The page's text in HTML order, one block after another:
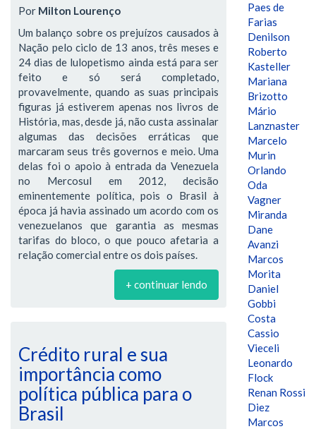
Por Milton Lourenço
Um balanço sobre os prejuízos causados à
Nação pelo ciclo de 13 anos, três meses e
24 dias de lulopetismo ainda está para ser
feito e só será completado,
provavelmente, quando as suas principais
figuras já estiverem apenas nos livros de
História, mas, desde já, não custa assinalar
algumas das decisões erráticas que
marcaram seus três governos e meio. Uma
delas foi o apoio à entrada da Venezuela
no Mercosul em 2012, decisão
eminentemente política, pois o Brasil à
época já havia assinado um acordo com os
venezuelanos que garantia as mesmas
tarifas do bloco, o que pouco afetaria a
relação comercial entre os dois países.
+ continuar lendo
Crédito rural e sua
importância como
política pública para o
Brasil
Paes de
Farias
Denilson
Roberto
Kasteller
Mariana
Brizotto
Mário
Lanznaster
Marcelo
Murin
Orlando
Oda
Vagner
Miranda
Dane
Avanzi
Marcos
Morita
Daniel
Gobbi
Costa
Cassio
Vieceli
Leonardo
Flock
Renan Rossi
Diez
Marcos